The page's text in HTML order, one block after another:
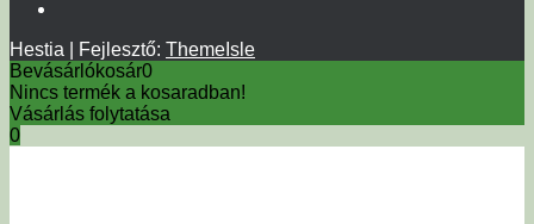
Hestia | Fejlesztő: ThemeIsle
Bevásárlókosár0
Nincs termék a kosaradban!
Vásárlás folytatása
0